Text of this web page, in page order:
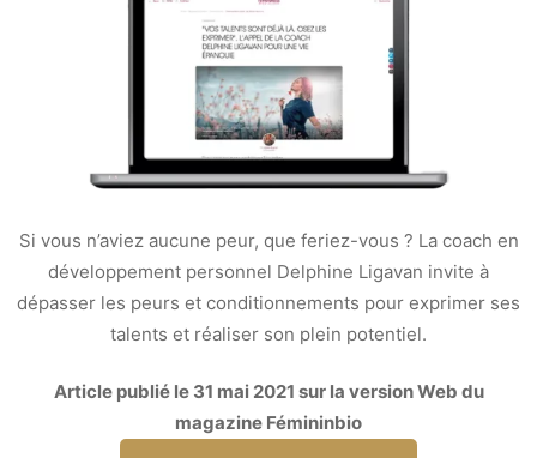
Si vous n’aviez aucune peur, que feriez-vous ? La coach en
développement personnel Delphine Ligavan invite à
dépasser les peurs et conditionnements pour exprimer ses
talents et réaliser son plein potentiel.
Article publié le 31 mai 2021 sur la version Web du
magazine Fémininbio